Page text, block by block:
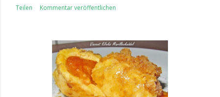
Teilen Kommentar veröffentlichen